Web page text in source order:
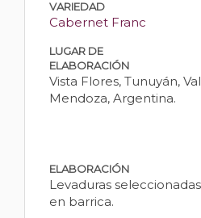
VARIEDAD
Cabernet Franc
LUGAR DE
ELABORACIÓN
Vista Flores, Tunuyán,
Mendoza, Argentina.
ELABORACIÓN
Levaduras
en barrica.